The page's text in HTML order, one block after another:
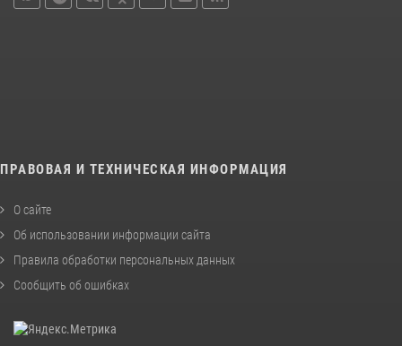
ПРАВОВАЯ И ТЕХНИЧЕСКАЯ ИНФОРМАЦИЯ
О сайте
Об использовании информации сайта
Правила обработки персональных данных
Сообщить об ошибках